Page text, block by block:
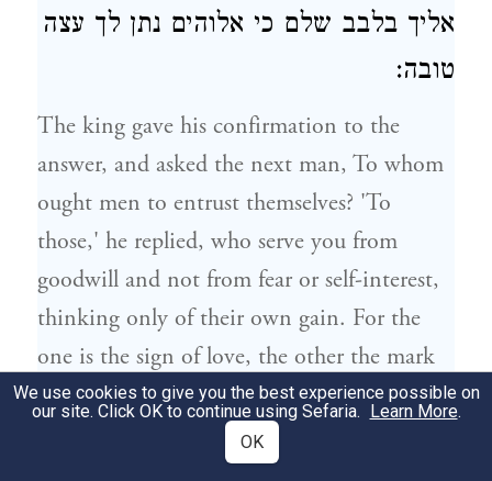
אליך בלבב שלם כי אלוהים נתן לך עצה
טובה:
The king gave his confirmation to the
answer, and asked the next man, To whom
ought men to entrust themselves? 'To
those,' he replied, who serve you from
goodwill and not from fear or self-interest,
thinking only of their own gain. For the
one is the sign of love, the other the mark
of ill-will and time-serving. For the man
who is always watching, for his own gain is
a traitor at heart. But you possess the
We use cookies to give you the best experience possible on
our site. Click OK to continue using Sefaria. Learn More.
OK